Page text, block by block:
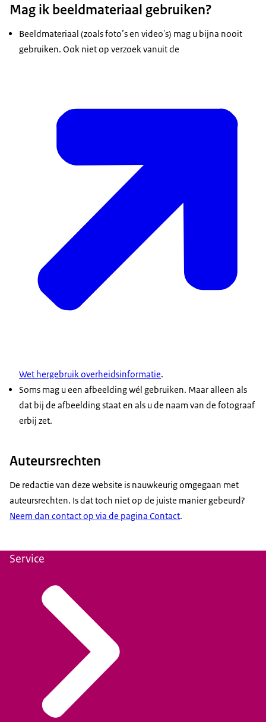
Mag ik beeldmateriaal gebruiken?
Beeldmateriaal (zoals foto’s en video's) mag u bijna nooit
gebruiken. Ook niet op verzoek vanuit de
Wet hergebruik overheidsinformatie.
Soms mag u een afbeelding wél gebruiken. Maar alleen als
dat bij de afbeelding staat en als u de naam van de fotograaf
erbij zet.
Auteursrechten
De redactie van deze website is nauwkeurig omgegaan met
auteursrechten. Is dat toch niet op de juiste manier gebeurd?
Neem dan contact op via de pagina Contact.
Service